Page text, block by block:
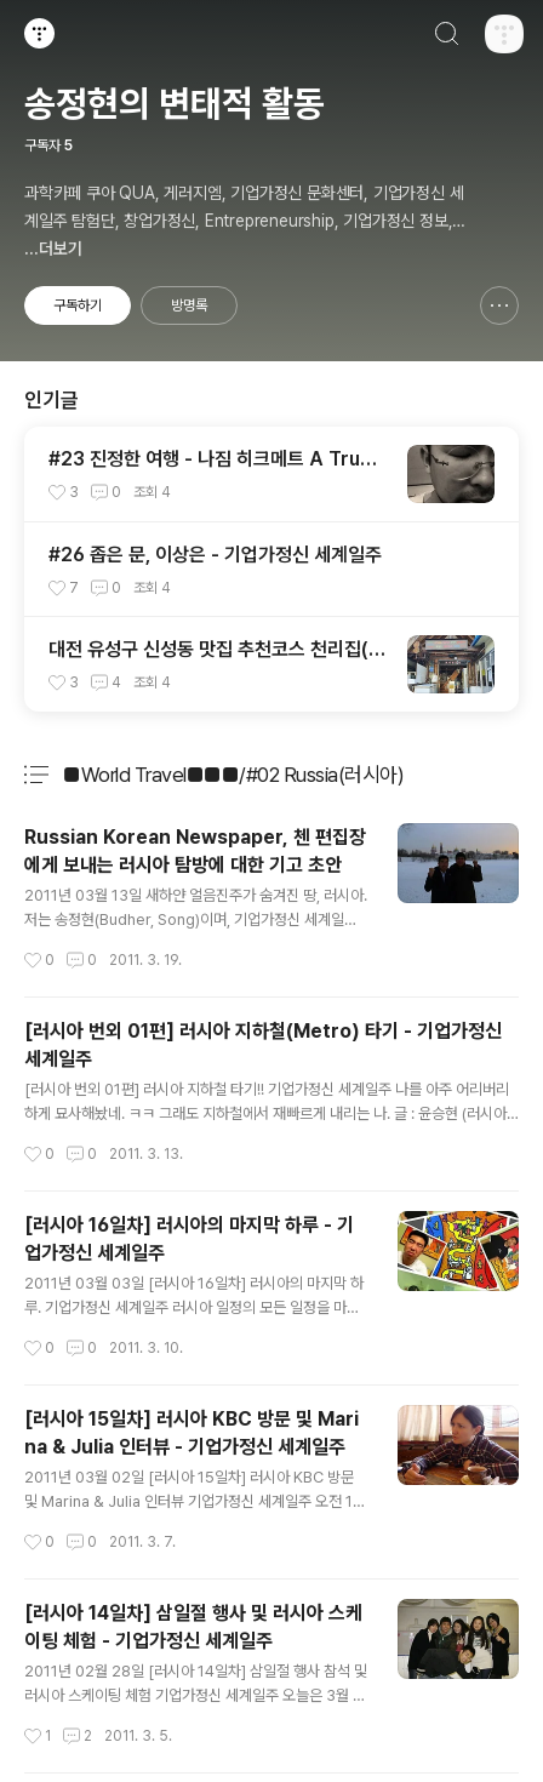
송정현의 변태적 활동
구독자 5
과학카페 쿠아 QUA, 게러지엠, 기업가정신 문화센터, 기업가정신 세
계일주 탐험단, 창업가정신, Entrepreneurship, 기업가정신 정보,
칼럼, 저자, 강사, 송정현, Budher Song
...더보기
구독하기 방명록
인기글
#23 진정한 여행 - 나짐 히크메트 A True
Travel - Nazim Hikmet - 기업가정신 세
3 0 조회 4
#26 좁은 문, 이상은 - 기업가정신 세계일주
7 0 조회 4
대전 유성구 신성동 맛집 추천코스 천리집(순
대국밥) - 카페쿠아(커피)
3 4 조회 4
■World Travel■■■/#02 Russia(러시아)
Russian Korean Newspaper, 첸 편집장
에게 보내는 러시아 탐방에 대한 기고 초안
2011년 03월 13일 새하얀 얼음진주가 숨겨진 땅, 러시아.
저는 송정현(Budher, Song)이며, 기업가정신 세계일주
책임자입니다. 현재, G20 회원국을 탐방하면서, 각 국가별
가(Young Entrepreneurs)를 취재하고, 창업환경, 창업
정책 등 창업 관련 다양한 정보를 수집하고 있습니다. 201
1년 02월 16일부터 03월 03일까지 총 16일간 러시아 탐
방 활동을 했습니다. 이번 기간 동안 6명의 러시아 청년창
업가를 취재했고, 정부기관과 방문, 청년단체 교류 및 러시
해보고자 합니다. 첫 번..
0 0 2011. 3. 19.
[러시아 번외 01편] 러시아 지하철(Metro) 타기 - 기업가정신
세계일주
[러시아 번외 01편] 러시아 지하철 타기!! 기업가정신 세계일주 나를 아주 어리버리
하게 묘사해놨네. ㅋㅋ 그래도 지하철에서 재빠르게 내리는 나. 글 : 윤승현 (러시아
터뷰 일정 때문에 지하철을 타고 이동중에 바로 전 역에서 쏭군이 지하철에 타지 못
좀 빨리 타야한다. 혹시나 우리팀 중 못타는 것에 대비해 만약에 한명이라도 떨어지
면 다음역 그 자리에서 만나기로 약속했다. 아니나 다를까 우리 어리버리 쏭군이 첫
당첨자가 됐다. 더욱 웃긴건 어차피 다음역에서 우리는 내렸어야 한다는 것이다. 영
상을 보면 우리 쏭군은 다음역에 도착하자마자 자연스럽..
0 0 2011. 3. 13.
[러시아 16일차] 러시아의 마지막 하루 - 기
업가정신 세계일주
2011년 03월 03일 [러시아 16일차] 러시아의 마지막 하
루. 기업가정신 세계일주 러시아 일정의 모든 일정을 마치
전 11시 비행기였으나, 비용 때문에 우리는 공항철도를 타
경험?이 아주 좋은 경험이였던 것이다. 그렇게 아에로 뽀르
뜨 역에서 2호선 종점까지 간 뒤, 851번 버스를 탔다. 전
쟁. 무거운 짐을 들고 타려니 말 그대로 전쟁이다. 더구나 3
봉(지하철 개찰구 같은 것이 러시아에는 버스에 있다)을 통
과하는 것이 특히나 어려웠다. 다들 무슨 봇짐 장수처럼 짐
리고 있으니 버스 안에 있는 모든 러시아 사람들이 우릴 신
0 0 2011. 3. 10.
[러시아 15일차] 러시아 KBC 방문 및 Mari
na & Julia 인터뷰 - 기업가정신 세계일주
2011년 03월 02일 [러시아 15일차] 러시아 KBC 방문
및 Marina & Julia 인터뷰 기업가정신 세계일주 오전 10
우리는 다시 월드 트레이드 센터에 방문했다. 이미 기업은
손 쉽게 도착할 수 있었다. 12층 안내판. KOTRA 도착. 저
멀리 로고가 보인다. 프론트에 있는 아가씨에게 서기원 팀
장님을 만나뵈러 왔다고 전하고, 명함을 한 장 빼놓는다. 기
다리는 동안 눈치보면서 인증샷?부터. 나도 한 컷! 비만 곰
도 한 컷. 서기원 팀장님은 러시아 쪽에 10년이 넘은 베테
가 술술 나왔다. 러시아는 수출물량의 65% 내외가 대..
0 0 2011. 3. 7.
[러시아 14일차] 삼일절 행사 및 러시아 스케
이팅 체험 - 기업가정신 세계일주
2011년 02월 28일 [러시아 14일차] 삼일절 행사 참석 및
러시아 스케이팅 체험 기업가정신 세계일주 오늘은 3월 1
해외에서 맞는 삼일절은 사뭇 남다르고 생소하기도 하고,
1 2 2011. 3. 5.